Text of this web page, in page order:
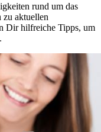
rund um das
aktuellen
Dir hilfreiche Tipps, um